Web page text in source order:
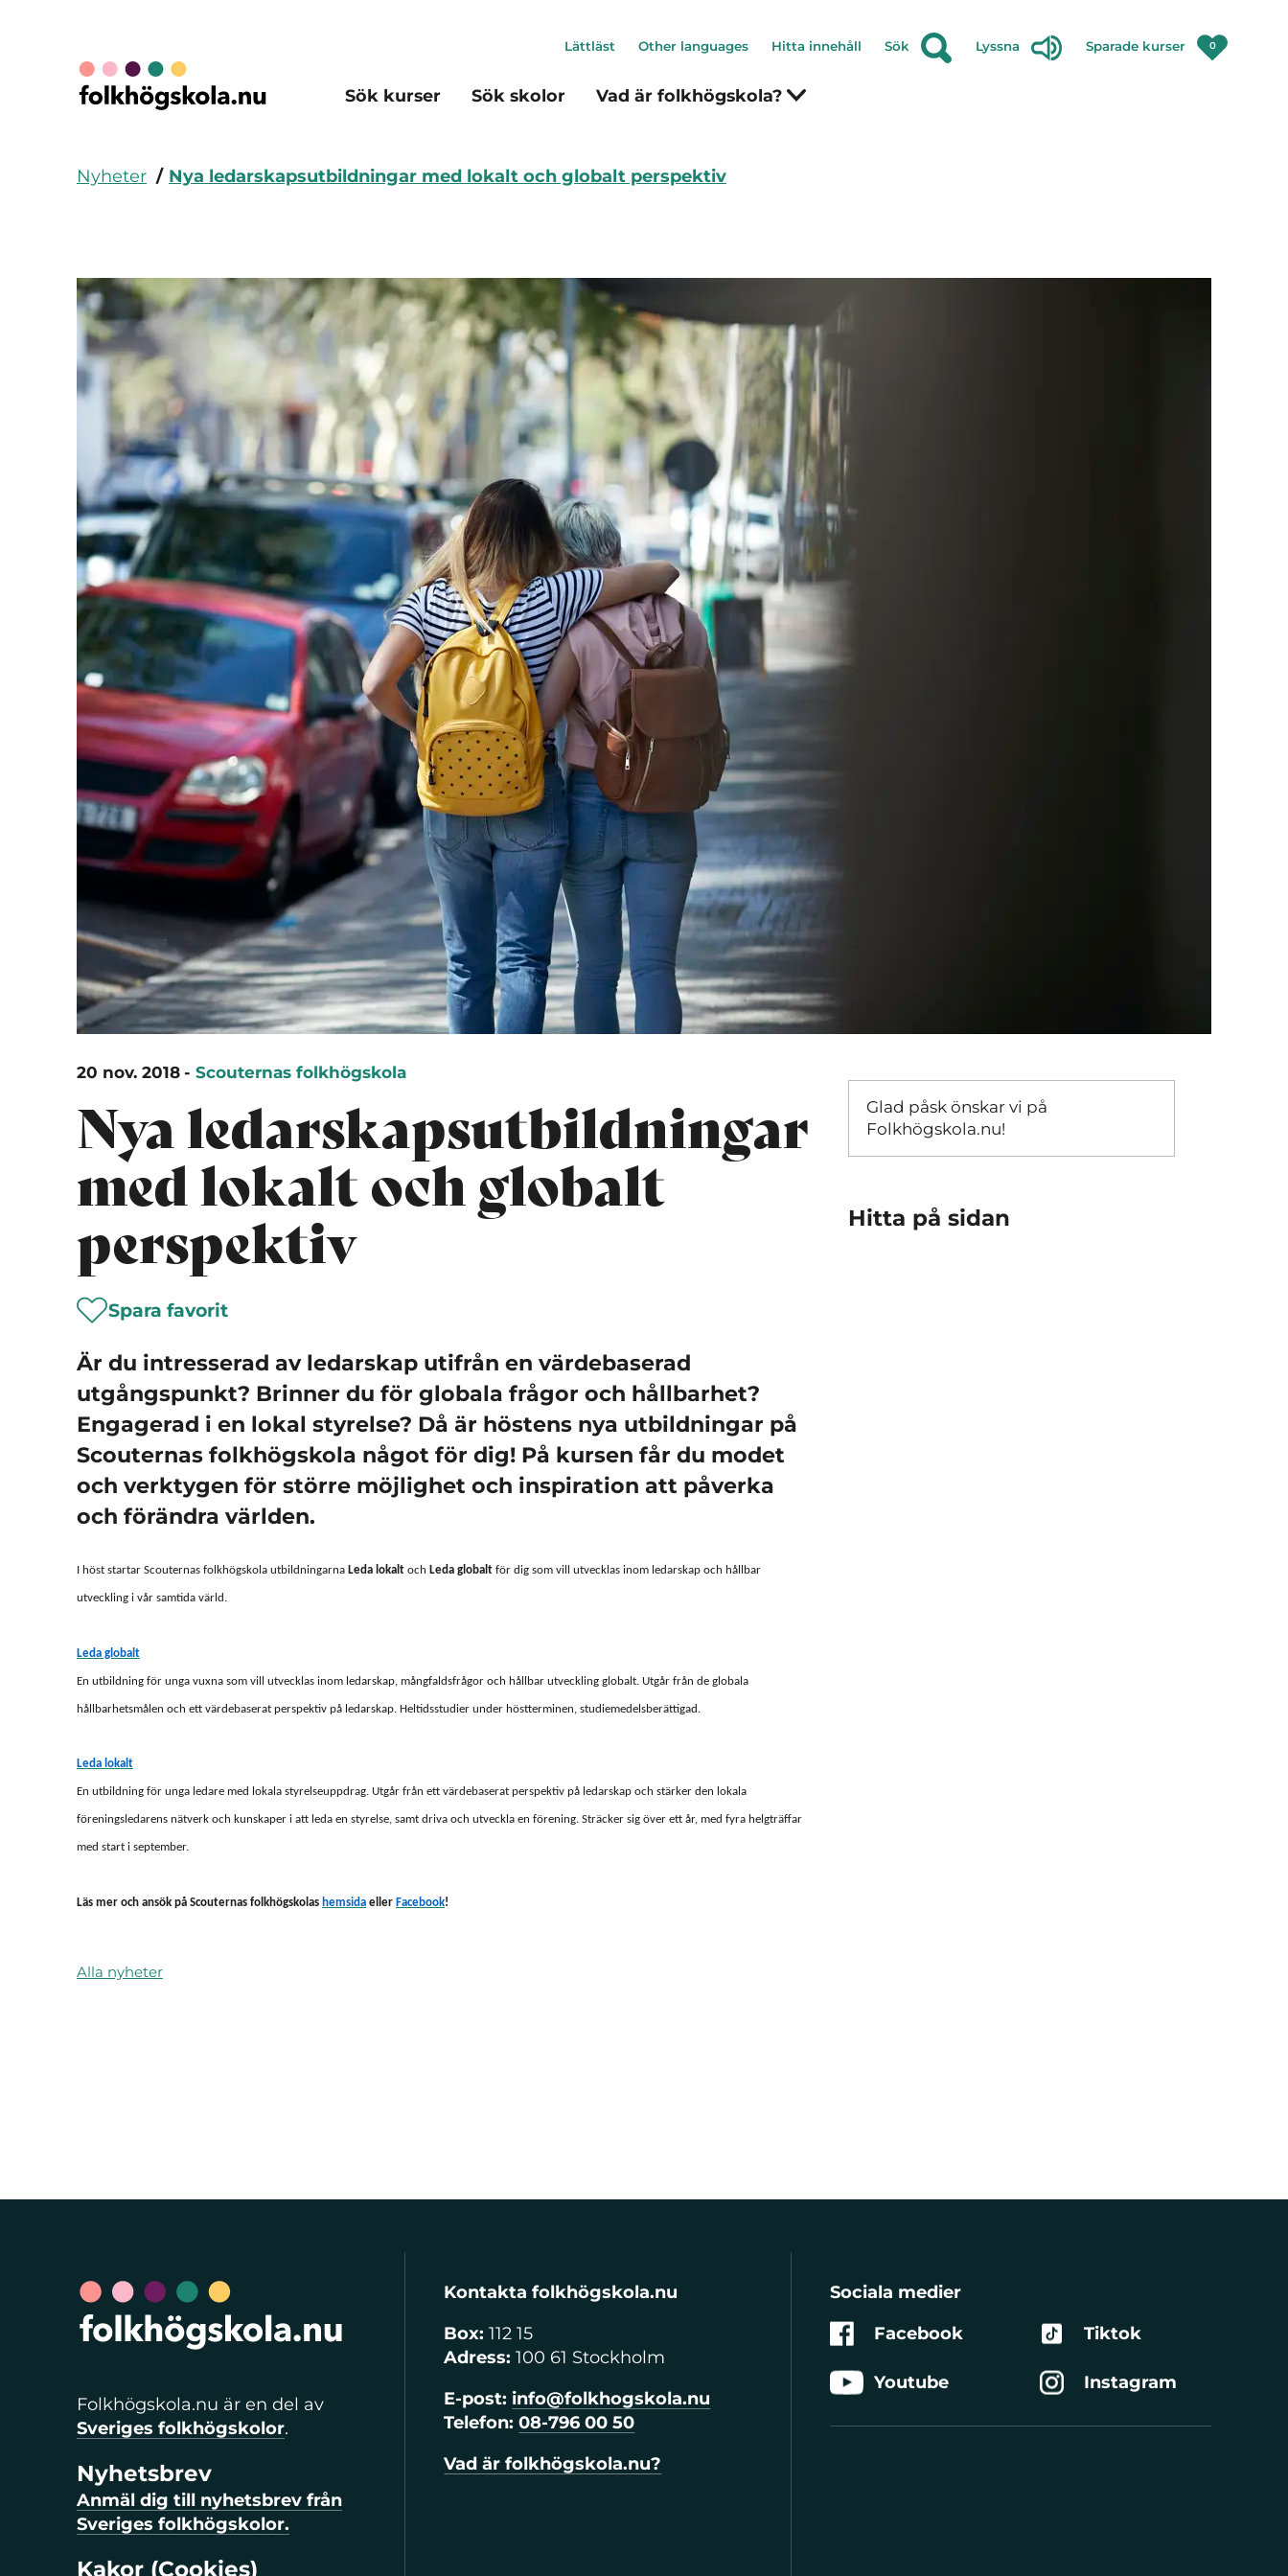
Sök kurser Sök skolor Vad är folkhögskola?
Lättläst Other languages Hitta innehåll Sök Lyssna Sparade kurser 0
Nyheter Nya ledarskapsutbildningar med lokalt och globalt perspektiv
20 nov. 2018 - Scouternas folkhögskola
Nya ledarskapsutbildningar
med lokalt och globalt
perspektiv
Spara favorit
Är du intresserad av ledarskap utifrån en värdebaserad
utgångspunkt? Brinner du för globala frågor och hållbarhet?
Engagerad i en lokal styrelse? Då är höstens nya utbildningar på
Scouternas folkhögskola något för dig! På kursen får du modet
och verktygen för större möjlighet och inspiration att påverka
och förändra världen.
I höst startar Scouternas folkhögskola utbildningarna Leda lokalt och Leda globalt för dig som vill utvecklas inom ledarskap och hållbar
utveckling i vår samtida värld.
Leda globalt
En utbildning för unga vuxna som vill utvecklas inom ledarskap, mångfaldsfrågor och hållbar utveckling globalt. Utgår från de globala
hållbarhetsmålen och ett värdebaserat perspektiv på ledarskap. Heltidsstudier under höstterminen, studiemedelsberättigad.
Leda lokalt
En utbildning för unga ledare med lokala styrelseuppdrag. Utgår från ett värdebaserat perspektiv på ledarskap och stärker den lokala
föreningsledarens nätverk och kunskaper i att leda en styrelse, samt driva och utveckla en förening. Sträcker sig över ett år, med fyra helgträffar
med start i september.
Läs mer och ansök på Scouternas folkhögskolas hemsida eller Facebook!
Alla nyheter
Glad påsk önskar vi på
Folkhögskola.nu!
Hitta på sidan
Folkhögskola.nu är en del av
Sveriges folkhögskolor.
Nyhetsbrev
Anmäl dig till nyhetsbrev från
Sveriges folkhögskolor.
Kakor (Cookies)
Kontakta folkhögskola.nu
Box:112 15
Adress: 100 61 Stockholm
E-post: info@folkhogskola.nu
Telefon: 08-796 00 50
Vad är folkhögskola.nu?
Sociala medier
Facebook
Youtube
Tiktok
Instagram